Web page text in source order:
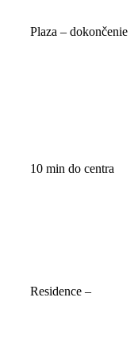
Plaza – dokončenie
10 min do centra
Residence –